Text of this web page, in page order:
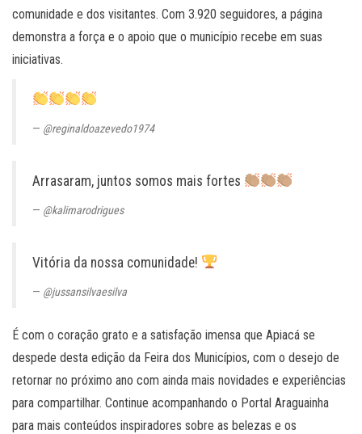
comunidade e dos visitantes. Com 3.920 seguidores, a página
demonstra a força e o apoio que o município recebe em suas
iniciativas.
@reginaldoazevedo1974
Arrasaram, juntos somos mais fortes
@kalimarodrigues
Vitória da nossa comunidade!
@jussansilvaesilva
É com o coração grato e a satisfação imensa que Apiacá se
despede desta edição da Feira dos Municípios, com o desejo de
retornar no próximo ano com ainda mais novidades e experiências
para compartilhar. Continue acompanhando o Portal Araguainha
para mais conteúdos inspiradores sobre as belezas e os